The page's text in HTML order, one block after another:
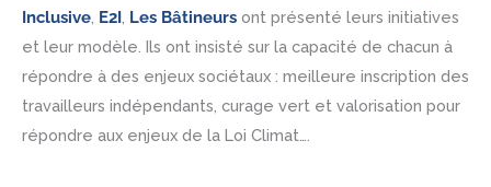
Inclusive E2I Les Bâtineurs ont présenté leurs initiatives
et leur modèle. Ils ont insisté sur la capacité de chacun à
répondre à des enjeux sociétaux : meilleure inscription des
travailleurs indépendants, curage vert et valorisation pour
répondre aux enjeux de la Loi Climat….